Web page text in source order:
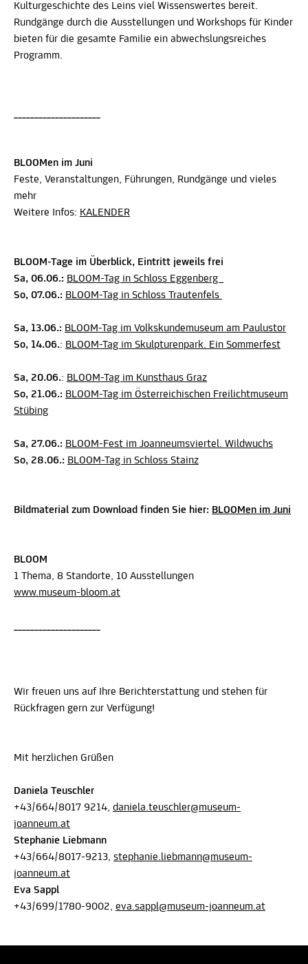
Kulturgeschichte des Leins viel Wissenswertes bereit.
Rundgänge durch die Ausstellungen und Workshops für Kinder
bieten für die gesamte Familie ein abwechslungsreiches
Programm.
BLOOMen im Juni
Feste, Veranstaltungen, Führungen, Rundgänge und vieles
mehr
Weitere Infos: KALENDER
BLOOM-Tage im Überblick, Eintritt jeweils frei
Sa, 06.06.: BLOOM-Tag in Schloss Eggenberg
So, 07.06.: BLOOM-Tag in Schloss Trautenfels
Sa, 13.06.: BLOOM-Tag im Volkskundemuseum am Paulustor
So, 14.06.: BLOOM-Tag im Skulpturenpark. Ein Sommerfest
Sa, 20.06.: BLOOM-Tag im Kunsthaus Graz
So, 21.06.: BLOOM-Tag im Österreichischen Freilichtmuseum
Stübing
Sa, 27.06.: BLOOM-Fest im Joanneumsviertel. Wildwuchs
So, 28.06.: BLOOM-Tag in Schloss Stainz
Bildmaterial zum Download finden Sie hier: BLOOMen im Juni
BLOOM
1 Thema, 8 Standorte, 10 Ausstellungen
www.museum-bloom.at
Wir freuen uns auf Ihre Berichterstattung und stehen für
Rückfragen gern zur Verfügung!
Mit herzlichen Grüßen
Daniela Teuschler
+43/664/8017 9214, daniela.teuschler@museum-
joanneum.at
Stephanie Liebmann
+43/664/8017-9213, stephanie.liebmann@museum-
joanneum.at
Eva Sappl
+43/699/1780-9002, eva.sappl@museum-joanneum.at